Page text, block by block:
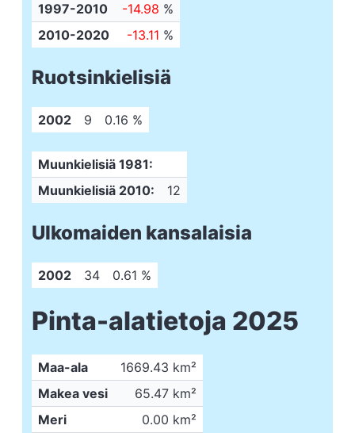
1997-2010
-14.98 %
2010-2020
-13.11 %
Ruotsinkielisiä
2002 9 0.16 %
Muunkielisiä 1981:
Muunkielisiä 2010:
12
Ulkomaiden kansalaisia
2002 34 0.61 %
Pinta-alatietoja 2025
Maa-ala
1669.43 km²
Makea vesi
65.47 km²
Meri
0.00 km²